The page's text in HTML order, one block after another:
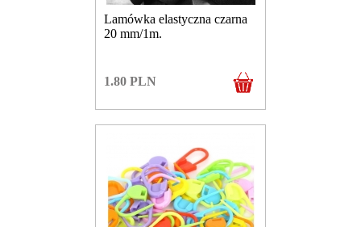
Lamówka elastyczna czarna
20 mm/1m.
1.80 PLN